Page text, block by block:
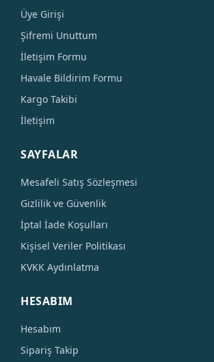
Üye Girişi
Şifremi Unuttum
İletişim Formu
Havale Bildirim Formu
Kargo Takibi
İletişim
SAYFALAR
Mesafeli Satış Sözleşmesi
Gizlilik ve Güvenlik
İptal İade Koşulları
Kişisel Veriler Politikası
KVKK Aydınlatma
HESABIM
Hesabım
Sipariş Takip